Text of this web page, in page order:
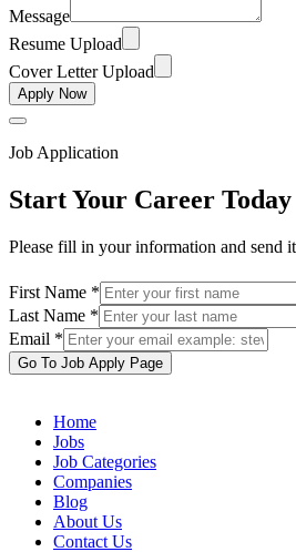
Message
Resume Upload
Cover Letter Upload
Apply Now
Job Application
Start Your Career Today
Please fill in your information and send
First Name *
Last Name *
Email *
Go To Job Apply Page
Home
Jobs
Job Categories
Companies
Blog
About Us
Contact Us